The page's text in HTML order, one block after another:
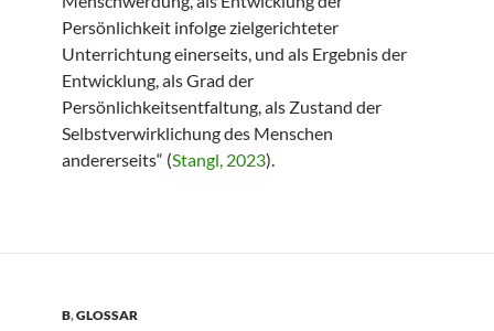
Persönlichkeit infolge zielgerichteter
Unterrichtung einerseits, und als Ergebnis der
Entwicklung, als Grad der
Persönlichkeitsentfaltung, als Zustand der
Selbstverwirklichung des Menschen
andererseits“ (Stangl, 2023).
B,GLOSSAR